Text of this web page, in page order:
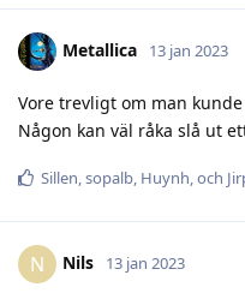
Metallica 13 jan 2023
Vore trevligt om man
Någon kan väl råka slå ut
Sillen,sopalb, Huynh, och
N Nils 13 jan 2023